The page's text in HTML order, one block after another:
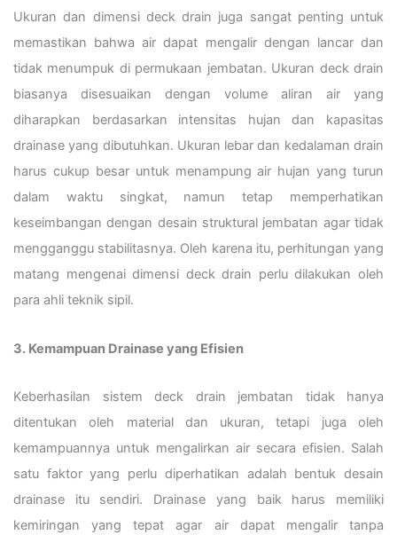
Ukuran dan dimensi deck drain juga sangat penting untuk
memastikan bahwa air dapat mengalir dengan lancar dan
tidak menumpuk di permukaan jembatan. Ukuran deck drain
biasanya disesuaikan dengan volume aliran air yang
diharapkan berdasarkan intensitas hujan dan kapasitas
drainase yang dibutuhkan. Ukuran lebar dan kedalaman drain
harus cukup besar untuk menampung air hujan yang turun
dalam waktu singkat, namun tetap memperhatikan
keseimbangan dengan desain struktural jembatan agar tidak
mengganggu stabilitasnya. Oleh karena itu, perhitungan yang
matang mengenai dimensi deck drain perlu dilakukan oleh
para ahli teknik sipil.
3. Kemampuan Drainase yang Efisien
Keberhasilan sistem deck drain jembatan tidak hanya
ditentukan oleh material dan ukuran, tetapi juga oleh
kemampuannya untuk mengalirkan air secara efisien. Salah
satu faktor yang perlu diperhatikan adalah bentuk desain
drainase itu sendiri. Drainase yang baik harus memiliki
kemiringan yang tepat agar air dapat mengalir tanpa